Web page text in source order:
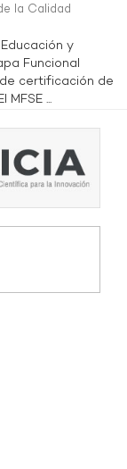
la Calidad
y
Funcional
certificación de
...